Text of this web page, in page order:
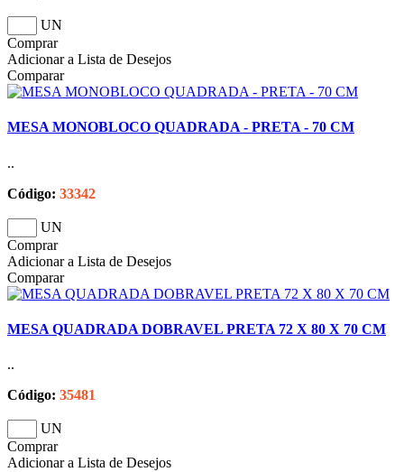
UN
Comprar
Adicionar a Lista de Desejos
Comparar
MESA MONOBLOCO QUADRADA - PRETA - 70 CM
..
Código: 33342
UN
Comprar
Adicionar a Lista de Desejos
Comparar
MESA QUADRADA DOBRAVEL PRETA 72 X 80 X 70 CM
..
Código: 35481
UN
Comprar
Adicionar a Lista de Desejos